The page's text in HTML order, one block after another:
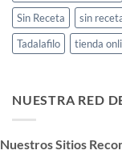
Sin Receta
sin
Tadalafilo
tienda
NUESTRA RED
Nuestros Sitios